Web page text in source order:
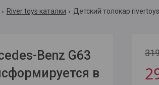
River toys каталки Детский толокар
Benz G63
в